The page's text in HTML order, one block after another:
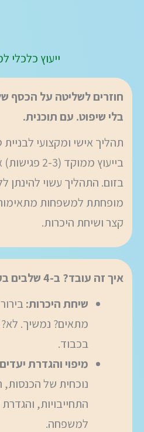
ייעוץ כלכלי
חוזרים לשליטה על הכסף
בלי שיפוט. עם תוכנית.
תהליך אישי ומקצועי
בייעוץ
בזום. התהליך עשוי להינתן
מופחתת למשפחות
קצר ושיחת היכרות.
איך זה עובד? ב-4 שלבים בקצב שלכם
שיחת היכרות:
מתאים? נמשיך.
בכבוד.
מיפוי והגדרת
נוכחית של הכנסות,
התחייבויות,
למשפחה.